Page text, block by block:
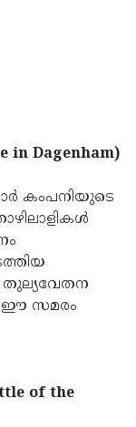
Dagenham)
കംപനിയുടെ
തുല്യവേതന
ഈ സമരം
of the